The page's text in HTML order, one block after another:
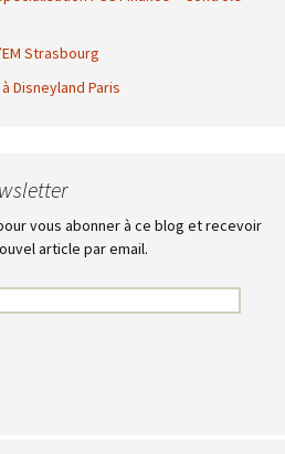
Strasbourg
Disneyland Paris
vous abonner à ce blog et recevoir
article par email.